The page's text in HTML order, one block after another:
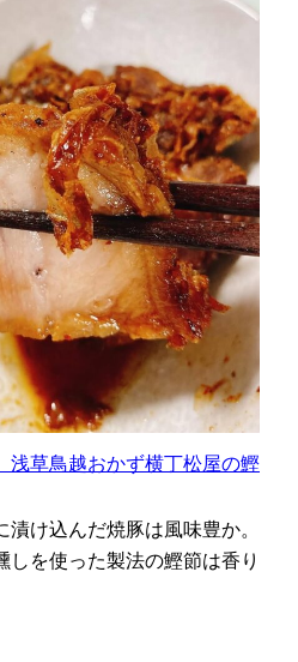
浅草鳥越おかず横丁松屋の鰹
け込んだ焼豚は風味豊か。
を使った製法の鰹節は香り